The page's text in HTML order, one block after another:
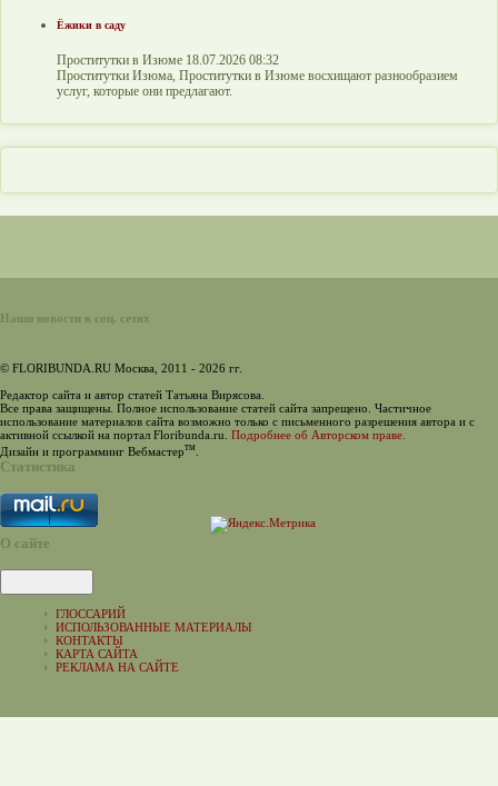
Ёжики в саду
Проститутки в Изюме 18.07.2026 08:32
Проститутки Изюма, Проститутки в Изюме восхищают разнообразием
услуг, которые они предлагают.
Наши новости в соц. сетях
© FLORIBUNDA.RU Москва, 2011 - 2026 гг.
Редактор сайта и автор статей Татьяна Вирясова.
Все права защищены. Полное использование статей сайта запрещено. Частичное
использование материалов сайта возможно только с письменного разрешения автора и с
активной ссылкой на портал Floribunda.ru. Подробнее об Авторском праве.
Дизайн и программинг Вебмастертм
Статистика
О сайте
ГЛОССАРИЙ
ИСПОЛЬЗОВАННЫЕ МАТЕРИАЛЫ
КОНТАКТЫ
КАРТА САЙТА
РЕКЛАМА НА САЙТЕ